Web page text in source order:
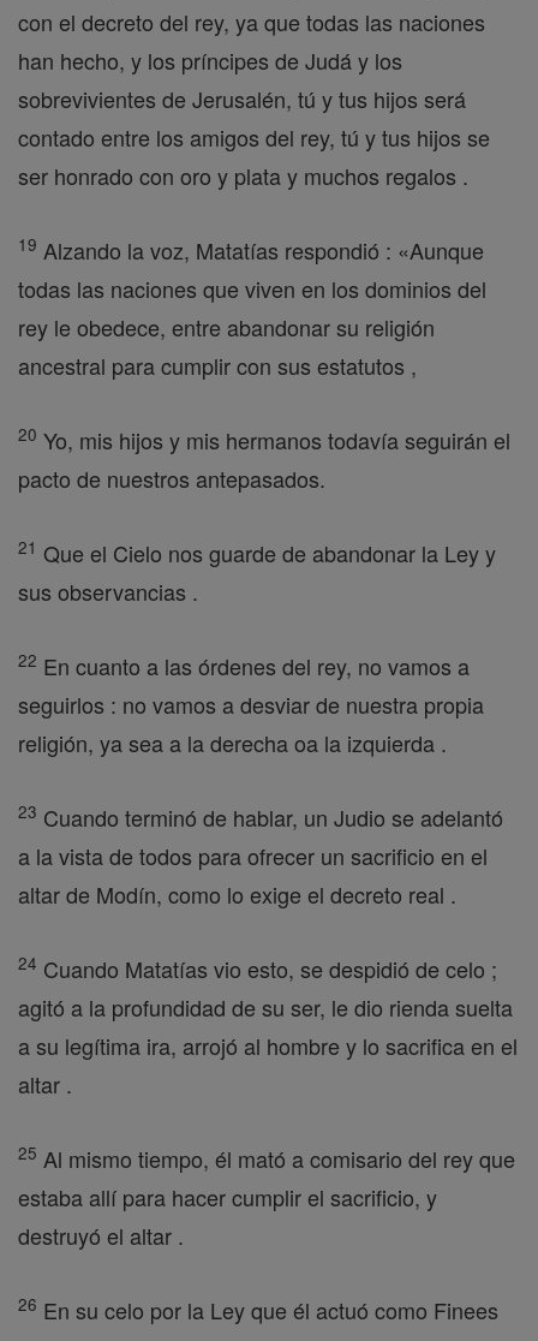
con el decreto del rey, ya que todas las naciones
han hecho, y los príncipes de Judá y los
sobrevivientes de Jerusalén, tú y tus hijos será
contado entre los amigos del rey, tú y tus hijos se
ser honrado con oro y plata y muchos regalos .
19 Alzando la voz, Matatías respondió : «Aunque
todas las naciones que viven en los dominios del
rey le obedece, entre abandonar su religión
ancestral para cumplir con sus estatutos ,
20 Yo, mis hijos y mis hermanos todavía seguirán el
pacto de nuestros antepasados.
21 Que el Cielo nos guarde de abandonar la Ley y
sus observancias .
22 En cuanto a las órdenes del rey, no vamos a
seguirlos : no vamos a desviar de nuestra propia
religión, ya sea a la derecha oa la izquierda .
23 Cuando terminó de hablar, un Judio se adelantó
a la vista de todos para ofrecer un sacrificio en el
altar de Modín, como lo exige el decreto real .
24 Cuando Matatías vio esto, se despidió de celo ;
agitó a la profundidad de su ser, le dio rienda suelta
a su legítima ira, arrojó al hombre y lo sacrifica en el
altar .
25 Al mismo tiempo, él mató a comisario del rey que
estaba allí para hacer cumplir el sacrificio, y
destruyó el altar .
26 En su celo por la Ley que él actuó como Finees